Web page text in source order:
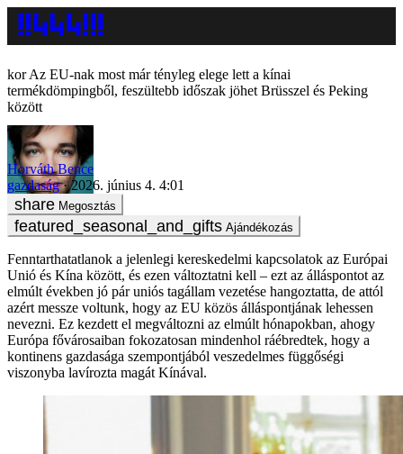
Az EU-nak most már tényleg elege lett a kínai
termékdömpingből, feszültebb időszak jöhet Brüsszel és Peking
között
Horváth Bence
gazdaság
2026. június 4. 4:01
Megosztás
Ajándékozás
Fenntarthatatlanok a jelenlegi kereskedelmi kapcsolatok az Európai
Unió és Kína között, és ezen változtatni kell – ezt az álláspontot az
elmúlt években jó pár uniós tagállam vezetése hangoztatta, de attól
azért messze voltunk, hogy az EU közös álláspontjának lehessen
nevezni. Ez kezdett el megváltozni az elmúlt hónapokban, ahogy
Európa fővárosaiban fokozatosan mindenhol ráébredtek, hogy a
kontinens gazdasága szempontjából veszedelmes függőségi
viszonyba lavírozta magát Kínával.